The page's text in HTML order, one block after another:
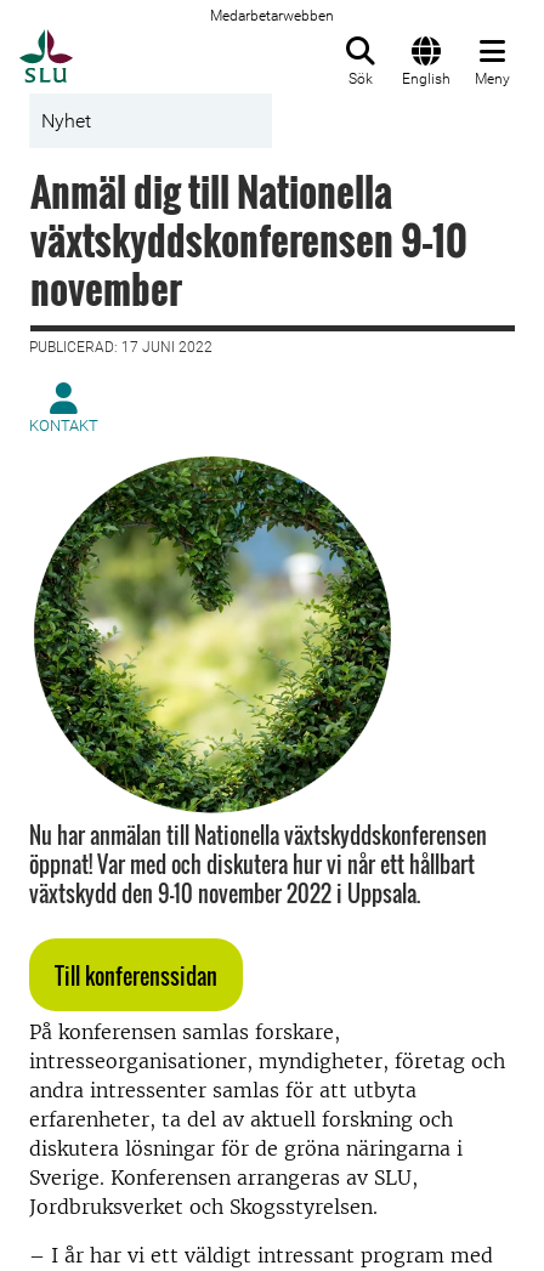
Medarbetarwebben
Sök English Meny
Nyhet
Anmäl dig till Nationella
växtskyddskonferensen 9–10
november
PUBLICERAD: 17 JUNI 2022
KONTAKT
Nu har anmälan till Nationella växtskyddskonferensen
öppnat! Var med och diskutera hur vi når ett hållbart
växtskydd den 9–10 november 2022 i Uppsala.
Till konferenssidan
På konferensen samlas forskare,
intresseorganisationer, myndigheter, företag och
andra intressenter samlas för att utbyta
erfarenheter, ta del av aktuell forskning och
diskutera lösningar för de gröna näringarna i
Sverige. Konferensen arrangeras av SLU,
Jordbruksverket och Skogsstyrelsen.
– I år har vi ett väldigt intressant program med